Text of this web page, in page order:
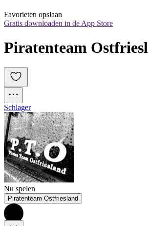
Favorieten opslaan
Gratis downloaden in de App Store
Piratenteam
Schlager
Nu spelen
Piratenteam Ostfriesland